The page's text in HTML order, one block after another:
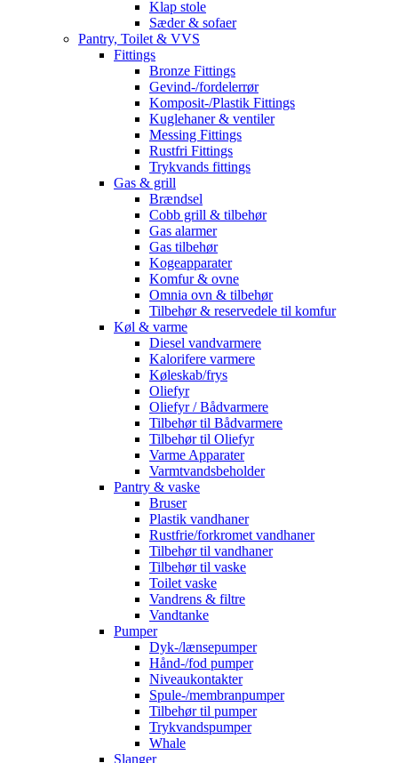
Klap stole
Sæder & sofaer
Pantry, Toilet & VVS
Fittings
Bronze Fittings
Gevind-/fordelerrør
Komposit-/Plastik Fittings
Kuglehaner & ventiler
Messing Fittings
Rustfri Fittings
Trykvands fittings
Gas & grill
Brændsel
Cobb grill & tilbehør
Gas alarmer
Gas tilbehør
Kogeapparater
Komfur & ovne
Omnia ovn & tilbehør
Tilbehør & reservedele til komfur
Køl & varme
Diesel vandvarmere
Kalorifere varmere
Køleskab/frys
Oliefyr
Oliefyr / Bådvarmere
Tilbehør til Bådvarmere
Tilbehør til Oliefyr
Varme Apparater
Varmtvandsbeholder
Pantry & vaske
Bruser
Plastik vandhaner
Rustfrie/forkromet vandhaner
Tilbehør til vandhaner
Tilbehør til vaske
Toilet vaske
Vandrens & filtre
Vandtanke
Pumper
Dyk-/lænsepumper
Hånd-/fod pumper
Niveaukontakter
Spule-/membranpumper
Tilbehør til pumper
Trykvandspumper
Whale
Slanger